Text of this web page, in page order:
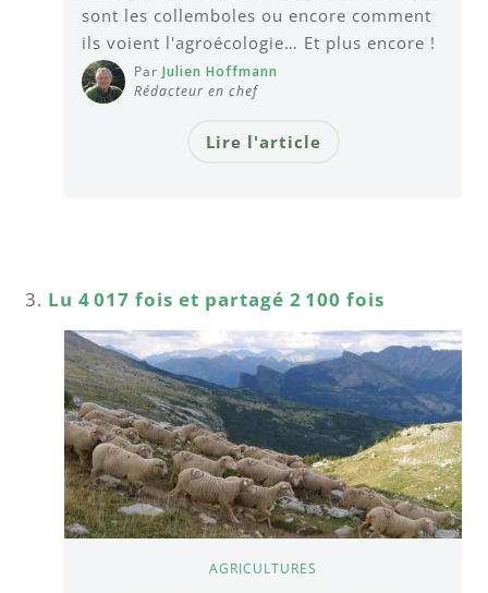
sont les collemboles ou encore comment
ils voient l'agroécologie… Et plus encore !
Par Julien Hoffmann
Rédacteur en chef
Lire l'article
Lu 4 017 fois et partagé 2 100 fois
AGRICULTURES